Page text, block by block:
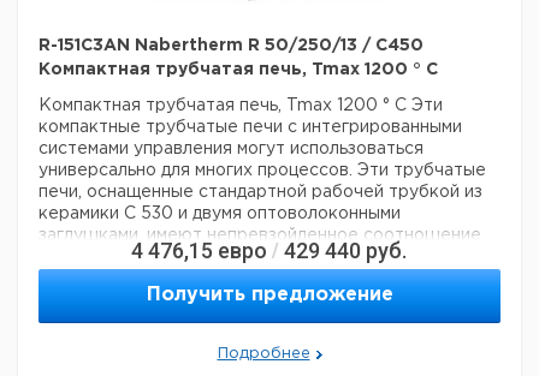
R-151C3AN Nabertherm R 50/250/13 / C450
Компактная трубчатая печь, Tmax 1200 ° C
Компактная трубчатая печь, Tmax 1200 ° C Эти
компактные трубчатые печи с интегрированными
системами управления могут использоваться
универсально для многих процессов. Эти трубчатые
печи, оснащенные стандартной рабочей трубкой из
керамики C 530 и двумя оптоволоконными
заглушками, имеют непревзойденное соотношение
цены и качества.? -? Tmax 1200 ° C или 1300 ° C
Однозонный дизайн в стандартной комплектации-
Корпус с двойной оболочкой из листов
текстурированной нержавеющей стали-
Используются только волокнистые материалы,
которые не классифицируются как канцерогенные в
4 476,15 евро / 429 440 руб.
Получить предложение
Подробнее